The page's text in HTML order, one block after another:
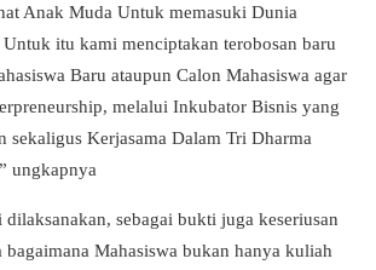
Anak Muda Untuk memasuki Dunia
itu kami menciptakan terobosan baru
Baru ataupun Calon Mahasiswa agar
melalui Inkubator Bisnis yang
sekaligus Kerjasama Dalam Tri Dharma
ungkapnya
sebagai bukti juga keseriusan
Mahasiswa bukan hanya kuliah